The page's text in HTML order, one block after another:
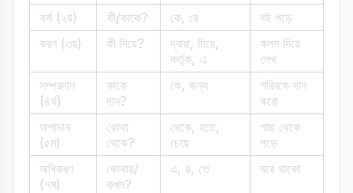
কর্ম (২য়)
কী/কাকে? কে, রে
বই পড়ে
করণ (৩য়)
কী দিয়ে?
দ্বারা, দিয়ে,
কর্তৃক, এ
কলম দিয়ে
লেখ
সম্প্রদান
(৪র্থ)
কাকে
দান?
কে, জন্য
গরিবকে দান
করো
অপাদান
(৫ম)
কোথা
থেকে?
থেকে, হতে,
চেয়ে
গাছ থেকে
পড়ে
অধিকরণ
(৭ম)
কোথায়/
কখন?
এ, য়, তে ঘরে থাকো